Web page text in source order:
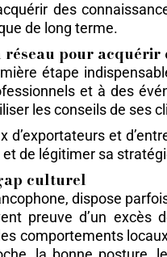
des
de long terme.
pour acquérir
étape
et à des
les conseils de ses
d’exportateurs et
de légitimer sa
culturel
dispose
preuve d’un
comportements